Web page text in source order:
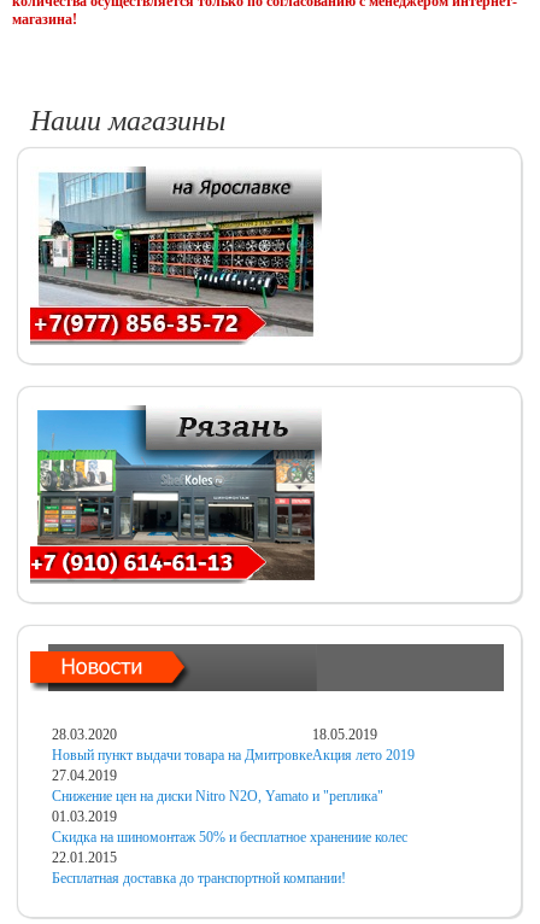
магазина!
Наши магазины
28.03.2020
Новый пункт выдачи товара на Дмитровке
18.05.2019
Акция лето 2019
27.04.2019
Снижение цен на диски Nitro N2O, Yamato и "реплика"
01.03.2019
Скидка на шиномонтаж 50% и бесплатное хранениие колес
22.01.2015
Бесплатная доставка до транспортной компании!